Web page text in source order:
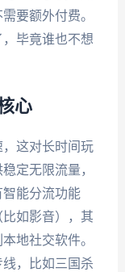
要额外付费。
毕竟谁也不想
心
这对长时间玩
定无限流量，
能分流功能
如影音），其
地社交软件。
，比如三国杀